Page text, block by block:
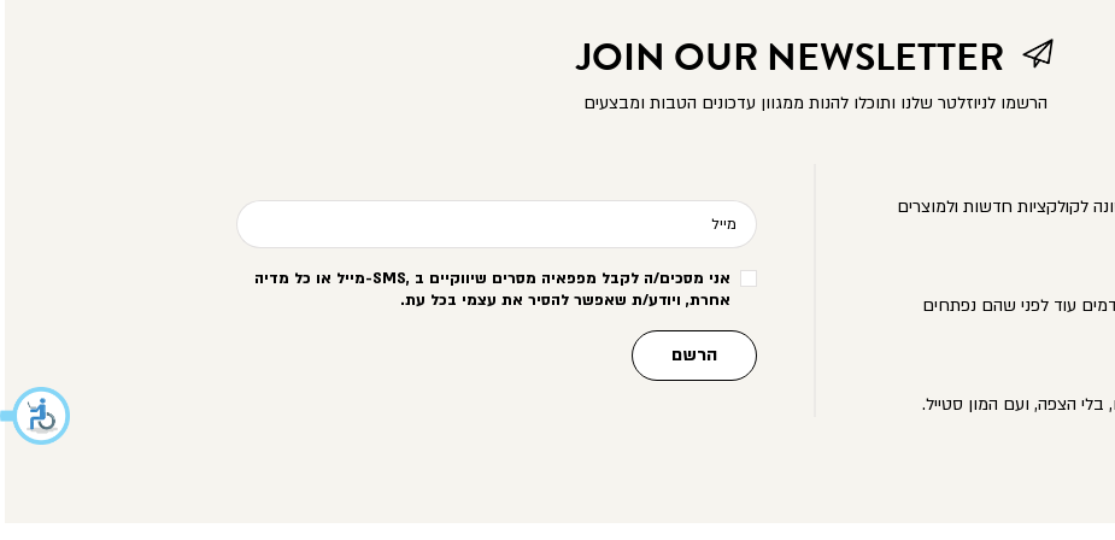
JOIN OUR NEWSLETTER
הרשמו לניוזלטר שלנו ותוכלו להנות ממגוון עדכונים הטבות ומבצעים
לקולקציות חדשות ולמוצרים
עוד לפני שהם נפתחים
הצפה, ועם המון סטייל.
מייל
אני מסכים/ה לקבל מפפאיה מסרים שיווקיים ב -SMS,מייל או כל מדיה
אחרת, ויודע/ת שאפשר להסיר את עצמי בכל עת.
הרשם